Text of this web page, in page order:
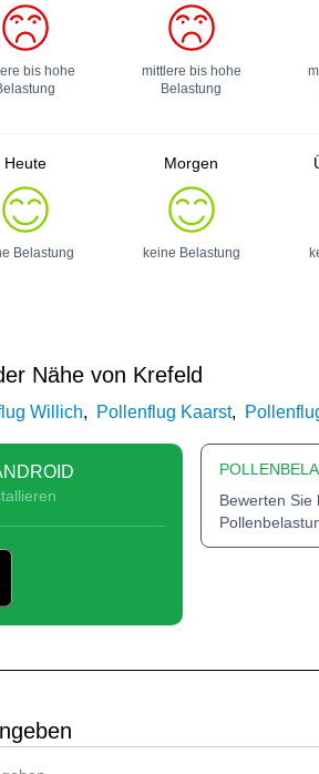
bis hohe
mittlere bis hohe
Belastung
Heute
Belastung
Morgen
keine Belastung
Nähe von Krefeld
Willich, Pollenflug Kaarst,
Bewerten Sie